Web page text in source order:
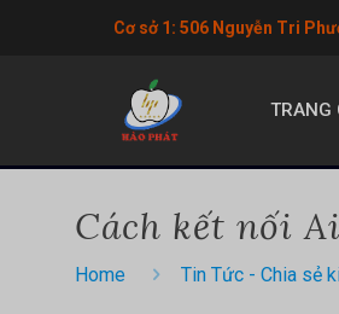
Cơ sở 1: 506 Nguyễn Tri
TRANG
Cách kết nối
Home Tin Tức - Chia sẻ